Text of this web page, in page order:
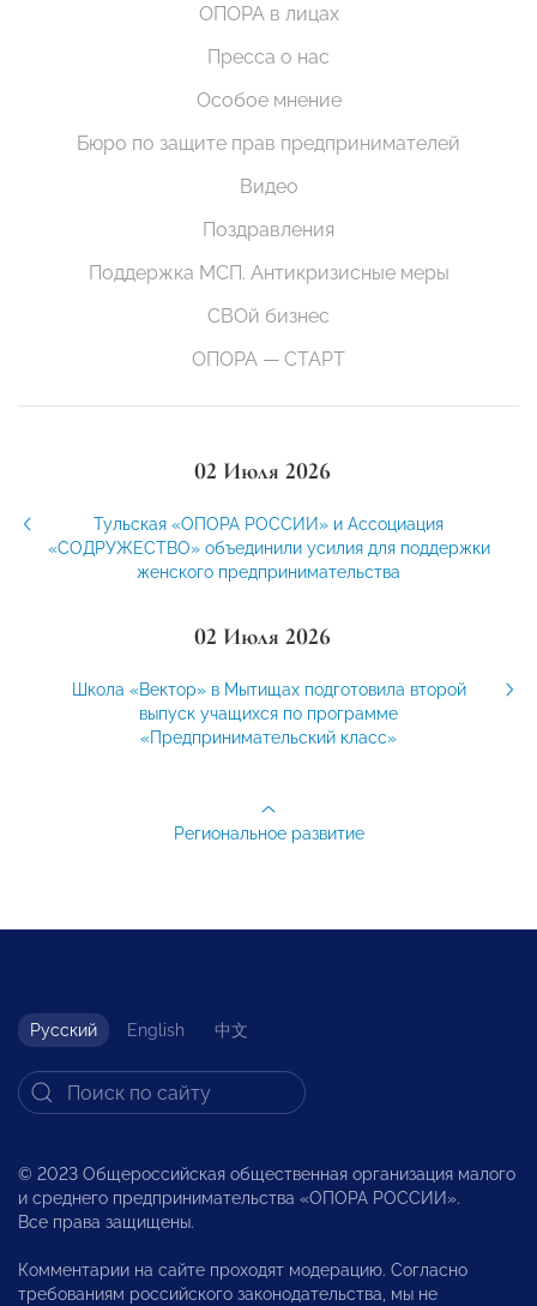
ОПОРА в лицах
Пресса о нас
Особое мнение
Бюро по защите прав предпринимателей
Видео
Поздравления
Поддержка МСП. Антикризисные меры
СВОй бизнес
ОПОРА — СТАРТ
02 Июля 2026
Тульская «ОПОРА РОССИИ» и Ассоциация
«СОДРУЖЕСТВО» объединили усилия для поддержки
женского предпринимательства
02 Июля 2026
Школа «Вектор» в Мытищах подготовила второй
выпуск учащихся по программе
«Предпринимательский класс»
Региональное развитие
Русский English 中文
© 2023 Общероссийская общественная организация малого
и среднего предпринимательства «ОПОРА РОССИИ».
Все права защищены.
Комментарии на сайте проходят модерацию. Согласно
требованиям российского законодательства, мы не